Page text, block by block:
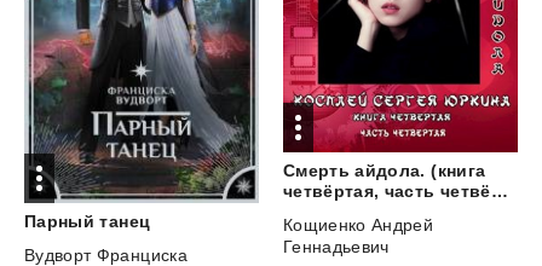
Парный танец
Вудворт Франциска
Смерть айдола. (книга
четвёртая, часть четвёртая)
Кощиенко Андрей
Геннадьевич